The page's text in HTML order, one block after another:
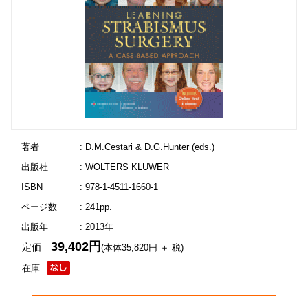
著者
: D.M.Cestari & D.G.Hunter (eds.)
出版社
: WOLTERS KLUWER
ISBN
: 978-1-4511-1660-1
ページ数
: 241pp.
出版年
: 2013年
在庫
定価39,402円(本体35,820円 ＋ 税)